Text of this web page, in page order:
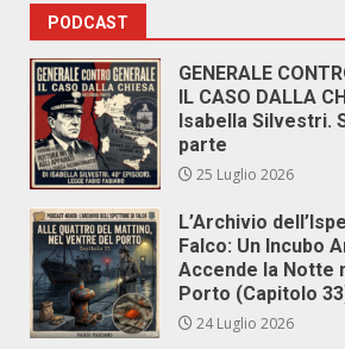
PODCAST
GENERALE
IL CASO DALLA
Isabella Silvestri.
parte
25 Luglio 2026
L’Archivio
Falco: Un Incubo
Accende la Notte
Porto (Capitolo
24 Luglio 2026